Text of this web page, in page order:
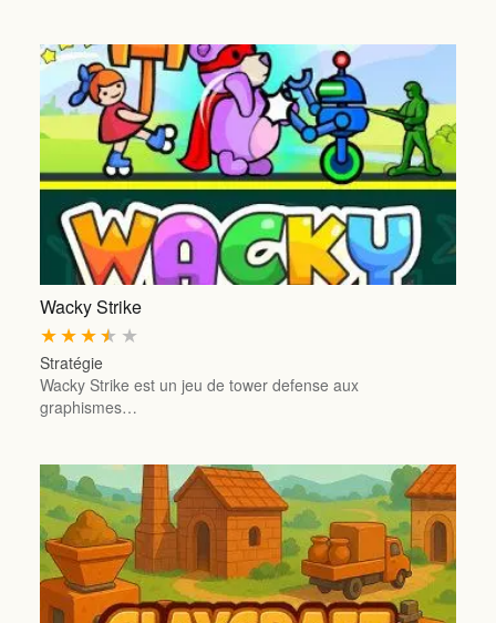
Wacky Strike
★
★
★
★
★
Stratégie
Wacky Strike est un jeu de tower defense aux
graphismes…